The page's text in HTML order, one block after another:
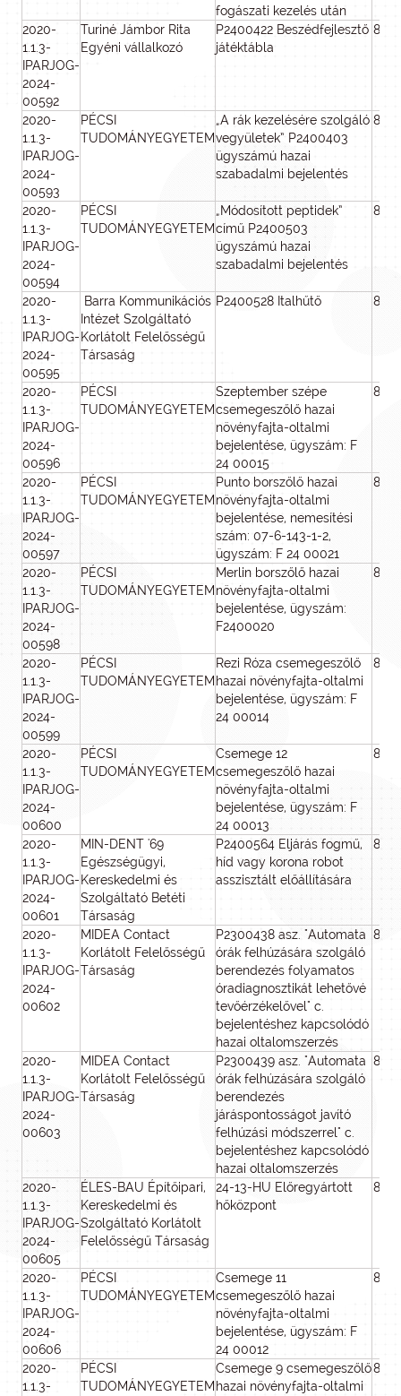
fogászati kezelés után
2020-
1.1.3-
IPARJOG-
2024-
00592
Turiné Jámbor Rita
Egyéni vállalkozó
P2400422 Beszédfejlesztő
játéktábla
800
2020-
1.1.3-
IPARJOG-
2024-
00593
PÉCSI
TUDOMÁNYEGYETEM
„A rák kezelésére szolgáló
vegyületek” P2400403
ügyszámú hazai
szabadalmi bejelentés
800
2020-
1.1.3-
IPARJOG-
2024-
00594
PÉCSI
TUDOMÁNYEGYETEM
„Módosított peptidek”
című P2400503
ügyszámú hazai
szabadalmi bejelentés
800
2020-
1.1.3-
IPARJOG-
2024-
00595
Barra Kommunikációs
Intézet Szolgáltató
Korlátolt Felelősségű
Társaság
P2400528 Italhűtő 800
2020-
1.1.3-
IPARJOG-
2024-
00596
PÉCSI
TUDOMÁNYEGYETEM
Szeptember szépe
csemegeszőlő hazai
növényfajta-oltalmi
bejelentése, ügyszám: F
24 00015
800
2020-
1.1.3-
IPARJOG-
2024-
00597
PÉCSI
TUDOMÁNYEGYETEM
Punto borszőlő hazai
növényfajta-oltalmi
bejelentése, nemesítési
szám: 07-6-143-1-2,
ügyszám: F 24 00021
800
2020-
1.1.3-
IPARJOG-
2024-
00598
PÉCSI
TUDOMÁNYEGYETEM
Merlin borszőlő hazai
növényfajta-oltalmi
bejelentése, ügyszám:
F2400020
800
2020-
1.1.3-
IPARJOG-
2024-
00599
PÉCSI
TUDOMÁNYEGYETEM
Rezi Róza csemegeszőlő
hazai növényfajta-oltalmi
bejelentése, ügyszám: F
24 00014
800
2020-
1.1.3-
IPARJOG-
2024-
00600
PÉCSI
TUDOMÁNYEGYETEM
Csemege 12
csemegeszőlő hazai
növényfajta-oltalmi
bejelentése, ügyszám: F
24 00013
800
2020-
1.1.3-
IPARJOG-
2024-
00601
MIN-DENT '69
Egészségügyi,
Kereskedelmi és
Szolgáltató Betéti
Társaság
P2400564 Eljárás fogmű,
híd vagy korona robot
asszisztált előállítására
800
2020-
1.1.3-
IPARJOG-
2024-
00602
MIDEA Contact
Korlátolt Felelősségű
Társaság
P2300438 asz. "Automata
órák felhúzására szolgáló
berendezés folyamatos
óradiagnosztikát lehetővé
tevőérzékelővel" c.
bejelentéshez kapcsolódó
hazai oltalomszerzés
800
2020-
1.1.3-
IPARJOG-
2024-
00603
MIDEA Contact
Korlátolt Felelősségű
Társaság
P2300439 asz. "Automata
órák felhúzására szolgáló
berendezés
járáspontosságot javító
felhúzási módszerrel" c.
bejelentéshez kapcsolódó
hazai oltalomszerzés
800
2020-
1.1.3-
IPARJOG-
2024-
00605
ÉLES-BAU Építőipari,
Kereskedelmi és
Szolgáltató Korlátolt
Felelősségű Társaság
24-13-HU Előregyártott
hőközpont
800
2020-
1.1.3-
IPARJOG-
2024-
00606
PÉCSI
TUDOMÁNYEGYETEM
Csemege 11
csemegeszőlő hazai
növényfajta-oltalmi
bejelentése, ügyszám: F
24 00012
800
2020-
1.1.3-
PÉCSI
TUDOMÁNYEGYETEM
Csemege 9 csemegeszőlő
hazai növényfajta-oltalmi
800